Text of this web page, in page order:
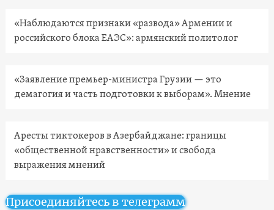
«Наблюдаются признаки «развода» Армении и
российского блока ЕАЭС»: армянский политолог
«Заявление премьер-министра Грузии — это
демагогия и часть подготовки к выборам». Мнение
Аресты тиктокеров в Азербайджане: границы
«общественной нравственности» и свобода
выражения мнений
Присоединяйтесь в телеграмм